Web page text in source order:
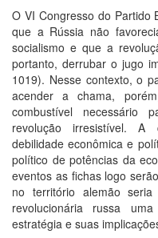
O VI Congresso do Partido
que a Rússia não
socialismo e que a
portanto, derrubar o jugo
1019). Nesse contexto, o
acender a chama,
combustível necessário
revolução irresistível. A
debilidade econômica e
político de potências da
eventos as fichas logo
no território alemão
revolucionária russa
estratégia e suas